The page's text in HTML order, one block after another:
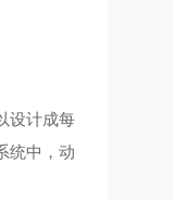
设计成每
统中，动